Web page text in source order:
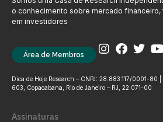
o conhecimento sobre mercado
em investidores
Área de Membros
Dica de Hoje Research – CNPJ: 28.883.117/0001-80
603, Copacabana, Rio de Janeiro – RJ, 22.071-00
Assinaturas